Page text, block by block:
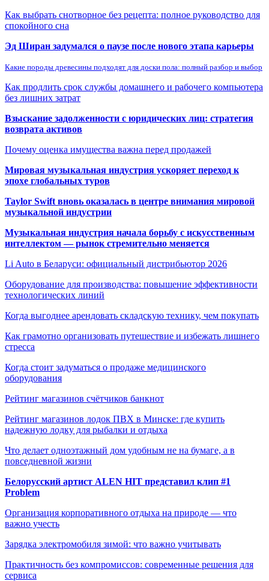
Как выбрать снотворное без рецепта: полное руководство для
спокойного сна
Эд Ширан задумался о паузе после нового этапа карьеры
Какие породы древесины подходят для доски пола: полный разбор и выбор
Как продлить срок службы домашнего и рабочего компьютера
без лишних затрат
Взыскание задолженности с юридических лиц: стратегия
возврата активов
Почему оценка имущества важна перед продажей
Мировая музыкальная индустрия ускоряет переход к
эпохе глобальных туров
Taylor Swift вновь оказалась в центре внимания мировой
музыкальной индустрии
Музыкальная индустрия начала борьбу с искусственным
интеллектом — рынок стремительно меняется
Li Auto в Беларуси: официальный дистрибьютор 2026
Оборудование для производства: повышение эффективности
технологических линий
Когда выгоднее арендовать складскую технику, чем покупать
Как грамотно организовать путешествие и избежать лишнего
стресса
Когда стоит задуматься о продаже медицинского
оборудования
Рейтинг магазинов счётчиков банкнот
Рейтинг магазинов лодок ПВХ в Минске: где купить
надежную лодку для рыбалки и отдыха
Что делает одноэтажный дом удобным не на бумаге, а в
повседневной жизни
Белорусский артист ALEN HIT представил клип #1
Problem
Организация корпоративного отдыха на природе — что
важно учесть
Зарядка электромобиля зимой: что важно учитывать
Практичность без компромиссов: современные решения для
сервиса